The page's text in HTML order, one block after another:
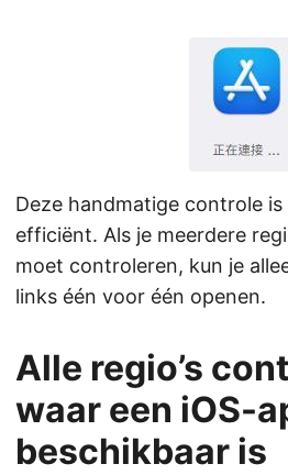
Deze handmatige controle
efficiënt. Als je meerdere
moet controleren, kun je
links één voor één openen.
Alle regio’s
waar een iOS-
beschikbaar is